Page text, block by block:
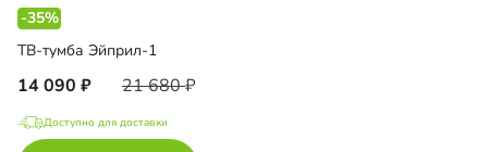
-35%
ТВ-тумба Эйприл-1
14 090 21 680
Доступно для доставки